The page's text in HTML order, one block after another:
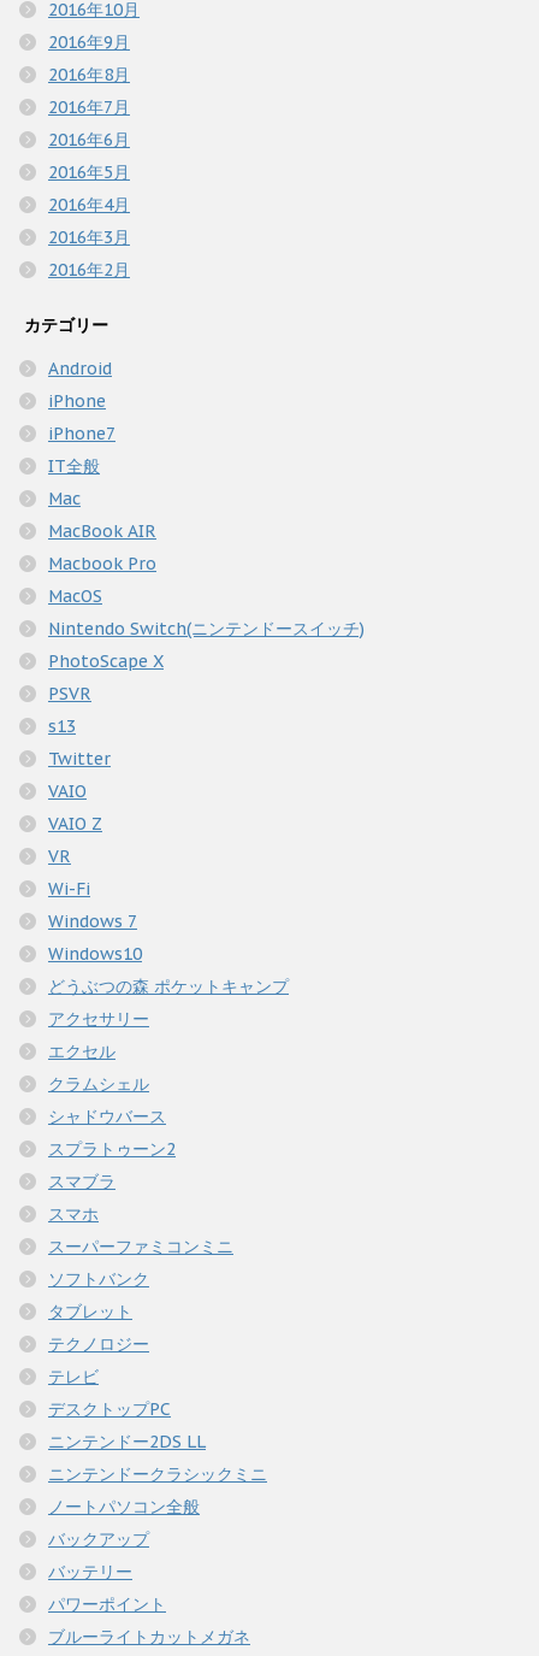
2016年10月
2016年9月
2016年8月
2016年7月
2016年6月
2016年5月
2016年4月
2016年3月
2016年2月
カテゴリー
Android
iPhone
iPhone7
IT全般
Mac
MacBook AIR
Macbook Pro
MacOS
Nintendo Switch(ニンテンドースイッチ)
PhotoScape X
PSVR
s13
Twitter
VAIO
VAIO Z
VR
Wi-Fi
Windows 7
Windows10
どうぶつの森 ポケットキャンプ
アクセサリー
エクセル
クラムシェル
シャドウバース
スプラトゥーン2
スマブラ
スマホ
スーパーファミコンミニ
ソフトバンク
タブレット
テクノロジー
テレビ
デスクトップPC
ニンテンドー2DS LL
ニンテンドークラシックミニ
ノートパソコン全般
バックアップ
バッテリー
パワーポイント
ブルーライトカットメガネ